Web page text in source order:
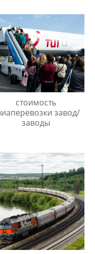
стоимость
завод/
заводы